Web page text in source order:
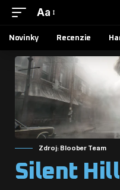
Aa
Novinky Recenzie
Zdroj: Bloober Team
Silent